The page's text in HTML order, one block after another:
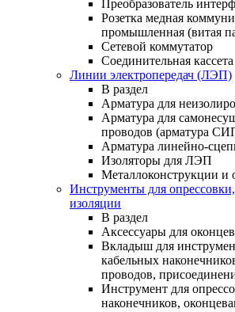
Преобразователь
Розетка медная
промышленная (витая
Сетевой коммутатор
Соединительная кассета
Линии электропередач (ЛЭП)
В раздел
Арматура для
Арматура для
проводов (арматура
Арматура линейно-
Изоляторы для ЛЭП
Металлоконструкции
Инструменты для
изоляции
В раздел
Аксессуары для
Вкладыш для
кабельных
проводов,
Инструмент для
наконечников,